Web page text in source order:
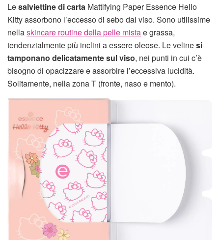
Lesalviettine di carta Mattifying Paper Essence Hello
Kitty assorbono l’eccesso di sebo dal viso. Sono utilissime
nellaskincare routine della pelle mistae grassa,
tendenzialmente più inclini a essere oleose. Le velinesi
tamponano delicatamente sul viso, nei punti in cui c’è
bisogno di opacizzare e assorbire l’eccessiva lucidità.
Solitamente, nella zona T (fronte, naso e mento).